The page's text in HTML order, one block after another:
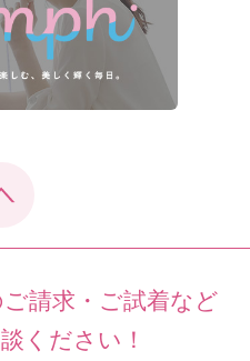
請求・ご試着など
ください！